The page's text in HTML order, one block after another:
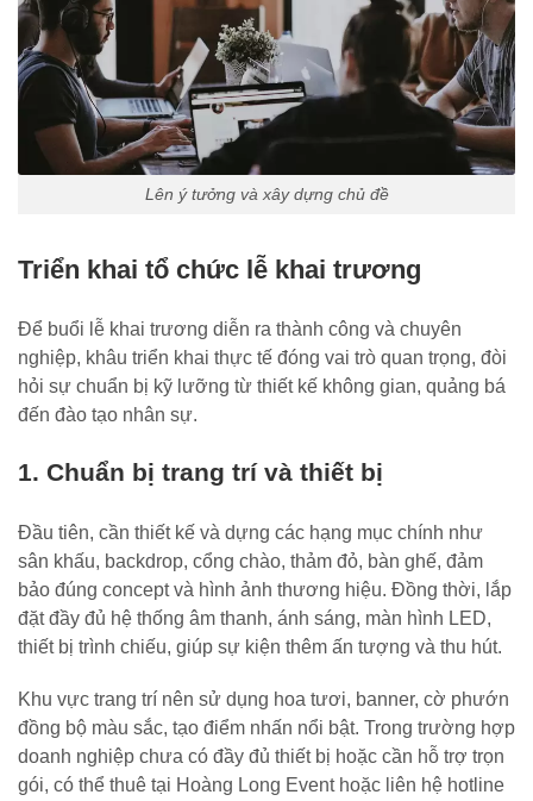
Lên ý tưởng và xây dựng chủ đề
Triển khai tổ chức lễ khai trương
Để buổi lễ khai trương diễn ra thành công và chuyên
nghiệp, khâu triển khai thực tế đóng vai trò quan trọng, đòi
hỏi sự chuẩn bị kỹ lưỡng từ thiết kế không gian, quảng bá
đến đào tạo nhân sự.
1. Chuẩn bị trang trí và thiết bị
Đầu tiên, cần thiết kế và dựng các hạng mục chính như
sân khấu, backdrop, cổng chào, thảm đỏ, bàn ghế, đảm
bảo đúng concept và hình ảnh thương hiệu. Đồng thời, lắp
đặt đầy đủ hệ thống âm thanh, ánh sáng, màn hình LED,
thiết bị trình chiếu, giúp sự kiện thêm ấn tượng và thu hút.
Khu vực trang trí nên sử dụng hoa tươi, banner, cờ phướn
đồng bộ màu sắc, tạo điểm nhấn nổi bật. Trong trường hợp
doanh nghiệp chưa có đầy đủ thiết bị hoặc cần hỗ trợ trọn
gói, có thể thuê tại Hoàng Long Event hoặc liên hệ hotline